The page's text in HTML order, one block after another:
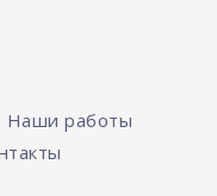
Наши работы